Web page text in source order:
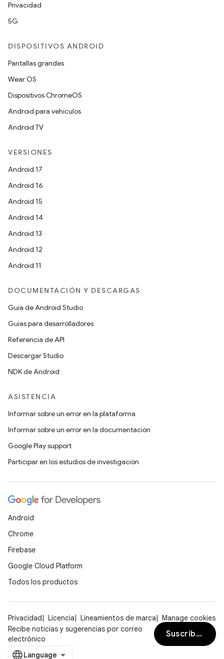
Privacidad
5G
DISPOSITIVOS ANDROID
Pantallas grandes
Wear OS
Dispositivos ChromeOS
Android para vehículos
Android TV
VERSIONES
Android 17
Android 16
Android 15
Android 14
Android 13
Android 12
Android 11
DOCUMENTACIÓN Y DESCARGAS
Guía de Android Studio
Guías para desarrolladores
Referencia de API
Descargar Studio
NDK de Android
ASISTENCIA
Informar sobre un error en la plataforma
Informar sobre un error en la documentación
Google Play support
Participar en los estudios de investigación
Android
Chrome
Firebase
Google Cloud Platform
Todos los productos
Privacidad Licencia Lineamientos de marca
Manage cookies
Recibe noticias y sugerencias por correo
electrónico
Suscribirse